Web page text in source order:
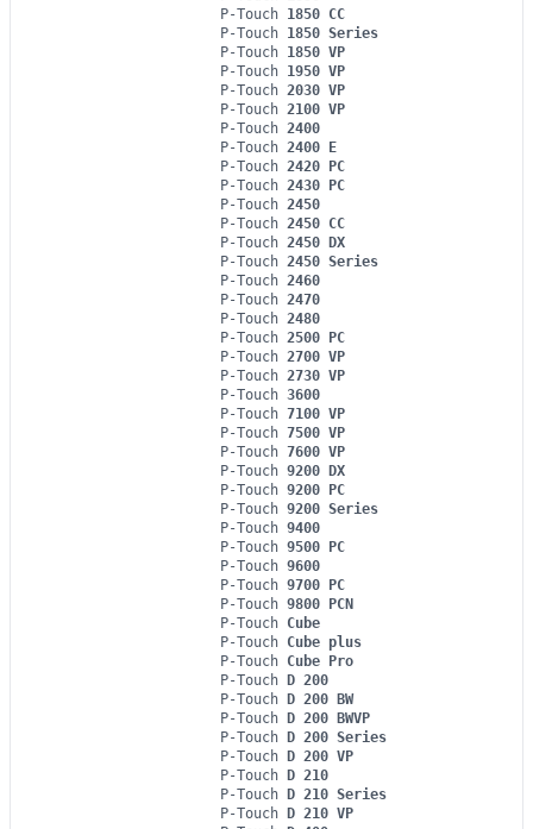
P-Touch 1850 CC
P-Touch 1850 Series
P-Touch 1850 VP
P-Touch 1950 VP
P-Touch 2030 VP
P-Touch 2100 VP
P-Touch 2400
P-Touch 2400 E
P-Touch 2420 PC
P-Touch 2430 PC
P-Touch 2450
P-Touch 2450 CC
P-Touch 2450 DX
P-Touch 2450 Series
P-Touch 2460
P-Touch 2470
P-Touch 2480
P-Touch 2500 PC
P-Touch 2700 VP
P-Touch 2730 VP
P-Touch 3600
P-Touch 7100 VP
P-Touch 7500 VP
P-Touch 7600 VP
P-Touch 9200 DX
P-Touch 9200 PC
P-Touch 9200 Series
P-Touch 9400
P-Touch 9500 PC
P-Touch 9600
P-Touch 9700 PC
P-Touch 9800 PCN
P-Touch Cube
P-Touch Cube plus
P-Touch Cube Pro
P-Touch D 200
P-Touch D 200 BW
P-Touch D 200 BWVP
P-Touch D 200 Series
P-Touch D 200 VP
P-Touch D 210
P-Touch D 210 Series
P-Touch D 210 VP